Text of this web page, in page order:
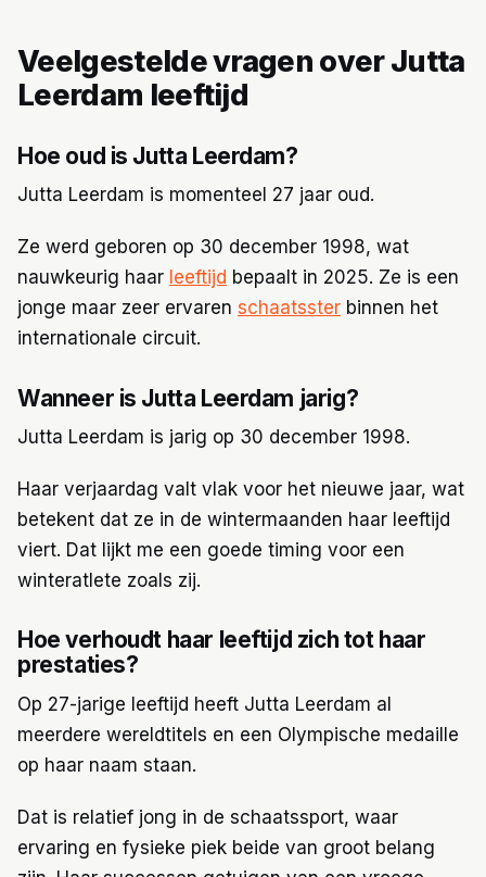
Veelgestelde vragen over Jutta
Leerdam leeftijd
Hoe oud is Jutta Leerdam?
Jutta Leerdam is momenteel 27 jaar oud.
Ze werd geboren op 30 december 1998, wat
nauwkeurig haar leeftijd bepaalt in 2025. Ze is een
jonge maar zeer ervaren schaatsster binnen het
internationale circuit.
Wanneer is Jutta Leerdam jarig?
Jutta Leerdam is jarig op 30 december 1998.
Haar verjaardag valt vlak voor het nieuwe jaar, wat
betekent dat ze in de wintermaanden haar leeftijd
viert. Dat lijkt me een goede timing voor een
winteratlete zoals zij.
Hoe verhoudt haar leeftijd zich tot haar
prestaties?
Op 27-jarige leeftijd heeft Jutta Leerdam al
meerdere wereldtitels en een Olympische medaille
op haar naam staan.
Dat is relatief jong in de schaatssport, waar
ervaring en fysieke piek beide van groot belang